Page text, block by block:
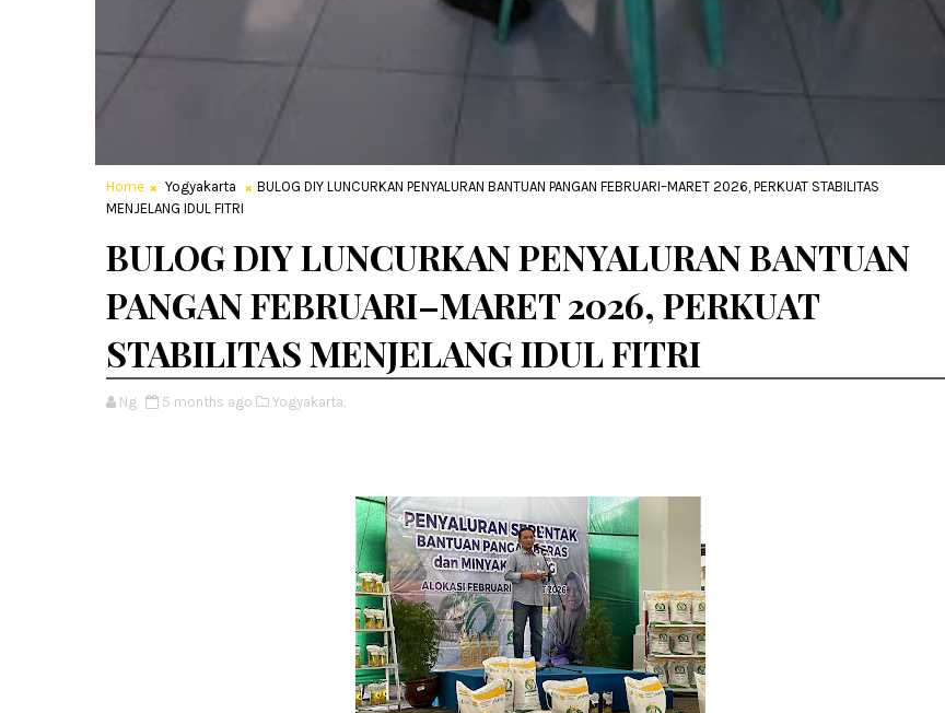
Home Yogyakarta
BULOG DIY LUNCURKAN PENYALURAN BANTUAN PANGAN FEBRUARI–MARET 2026, PERKUAT STABILITAS
MENJELANG IDUL FITRI
BULOG DIY LUNCURKAN PENYALURAN BANTUAN
PANGAN FEBRUARI–MARET 2026, PERKUAT
STABILITAS MENJELANG IDUL FITRI
Ng 5 months ago Yogyakarta,